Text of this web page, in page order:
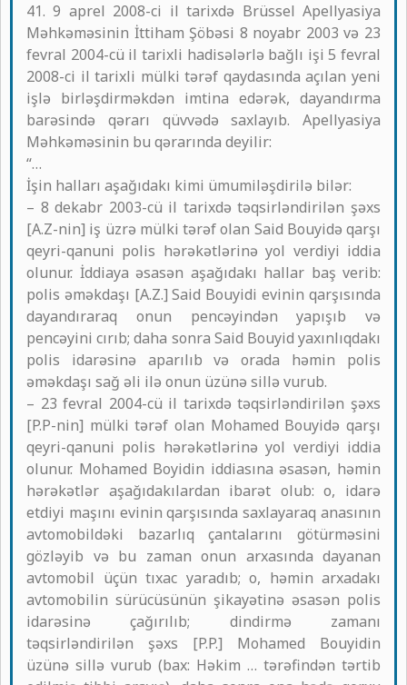
41. 9 aprel 2008-ci il tarixdə Brüssel Apellyasiya
Məhkəməsinin İttiham Şöbəsi 8 noyabr 2003 və 23
fevral 2004-cü il tarixli hadisələrlə bağlı işi 5 fevral
2008-ci il tarixli mülki tərəf qaydasında açılan yeni
işlə birləşdirməkdən imtina edərək, dayandırma
barəsində qərarı qüvvədə saxlayıb. Apellyasiya
Məhkəməsinin bu qərarında deyilir:
“…
İşin halları aşağıdakı kimi ümumiləşdirilə bilər:
– 8 dekabr 2003-cü il tarixdə təqsirləndirilən şəxs
[A.Z-nin] iş üzrə mülki tərəf olan Said Bouyidə qarşı
qeyri-qanuni polis hərəkətlərinə yol verdiyi iddia
olunur. İddiaya əsasən aşağıdakı hallar baş verib:
polis əməkdaşı [A.Z.] Said Bouyidi evinin qarşısında
dayandıraraq onun pencəyindən yapışıb və
pencəyini cırıb; daha sonra Said Bouyid yaxınlıqdakı
polis idarəsinə aparılıb və orada həmin polis
əməkdaşı sağ əli ilə onun üzünə sillə vurub.
– 23 fevral 2004-cü il tarixdə təqsirləndirilən şəxs
[P.P-nin] mülki tərəf olan Mohamed Bouyidə qarşı
qeyri-qanuni polis hərəkətlərinə yol verdiyi iddia
olunur. Mohamed Boyidin iddiasına əsasən, həmin
hərəkətlər aşağıdakılardan ibarət olub: o, idarə
etdiyi maşını evinin qarşısında saxlayaraq anasının
avtomobildəki bazarlıq çantalarını götürməsini
gözləyib və bu zaman onun arxasında dayanan
avtomobil üçün tıxac yaradıb; o, həmin arxadakı
avtomobilin sürücüsünün şikayətinə əsasən polis
idarəsinə çağırılıb; dindirmə zamanı
təqsirləndirilən şəxs [P.P.] Mohamed Bouyidin
üzünə sillə vurub (bax: Həkim … tərəfindən tərtib